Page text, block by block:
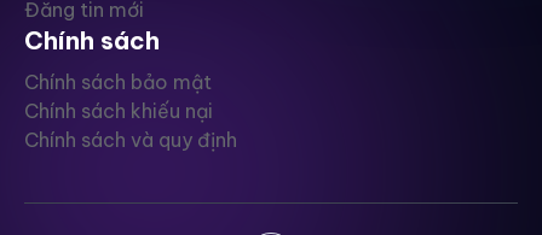
Đăng tin mới
Chính sách
Chính sách bảo mật
Chính sách khiếu nại
Chính sách và quy định